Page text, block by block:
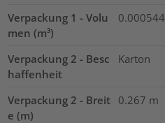
Verpackung 1 - Volu
men (m³)
0.000544
Verpackung 2 - Besc
haffenheit
Karton
Verpackung 2 - Breit
e (m)
0.267 m